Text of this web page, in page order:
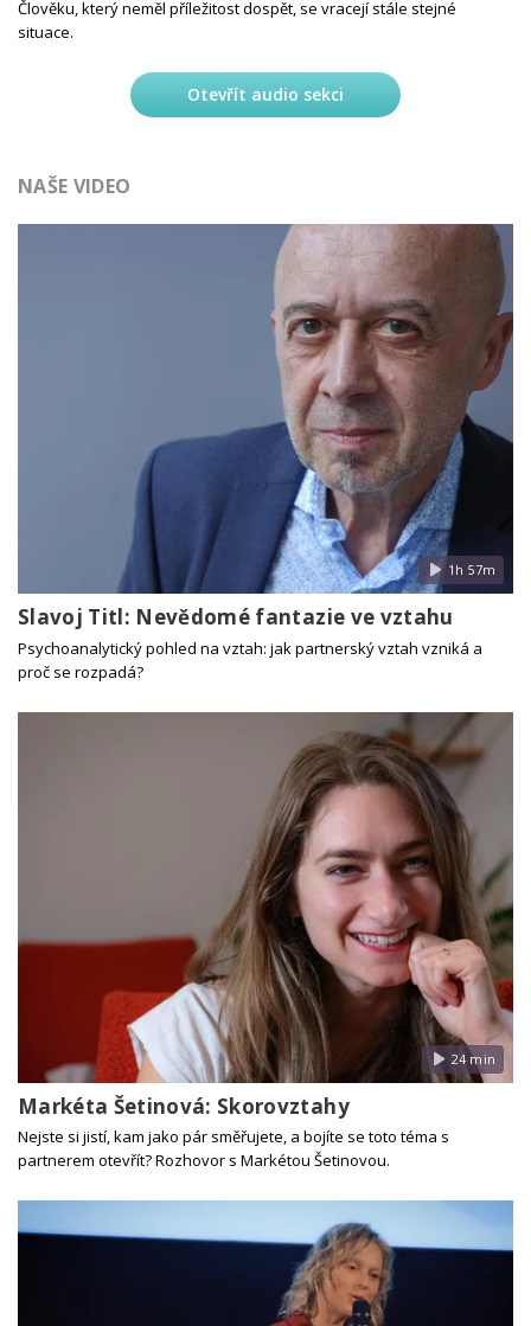
Člověku, který neměl příležitost dospět, se vracejí stále stejné
situace.
Otevřít audio sekci
NAŠE VIDEO
1h 57m
Slavoj Titl: Nevědomé fantazie ve vztahu
Psychoanalytický pohled na vztah: jak partnerský vztah vzniká a
proč se rozpadá?
24 min
Markéta Šetinová: Skorovztahy
Nejste si jistí, kam jako pár směřujete, a bojíte se toto téma s
partnerem otevřít? Rozhovor s Markétou Šetinovou.